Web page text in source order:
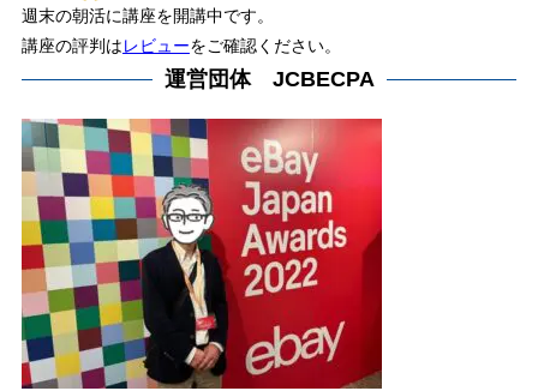
週末の朝活に講座を開講中です。
講座の評判はレビューをご確認ください。
運営団体 JCBECPA